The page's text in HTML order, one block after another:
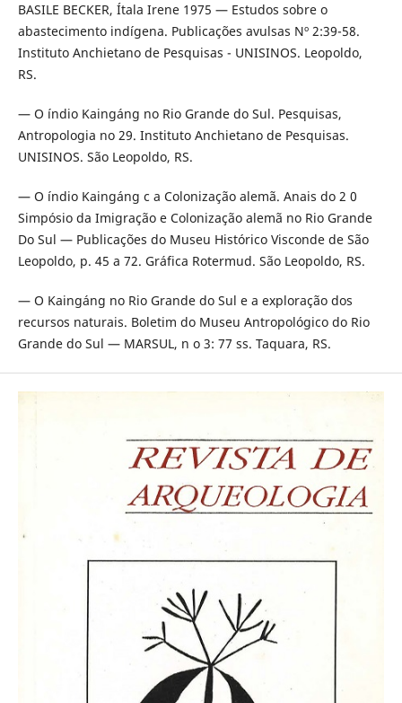
BASILE BECKER, Ítala Irene 1975 — Estudos sobre o
abastecimento indígena. Publicações avulsas Nº 2:39-58.
Instituto Anchietano de Pesquisas - UNISINOS. Leopoldo,
RS.
— O índio Kaingáng no Rio Grande do Sul. Pesquisas,
Antropologia no 29. Instituto Anchietano de Pesquisas.
UNISINOS. São Leopoldo, RS.
— O índio Kaingáng c a Colonização alemã. Anais do 2 0
Simpósio da Imigração e Colonização alemã no Rio Grande
Do Sul — Publicações do Museu Histórico Visconde de São
Leopoldo, p. 45 a 72. Gráfica Rotermud. São Leopoldo, RS.
— O Kaingáng no Rio Grande do Sul e a exploração dos
recursos naturais. Boletim do Museu Antropológico do Rio
Grande do Sul — MARSUL, n o 3: 77 ss. Taquara, RS.